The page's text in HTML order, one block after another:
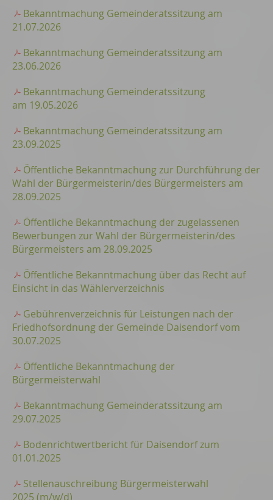
Bekanntmachung Gemeinderatssitzung am
21.07.2026
Bekanntmachung Gemeinderatssitzung am
23.06.2026
Bekanntmachung Gemeinderatssitzung
am 19.05.2026
Bekanntmachung Gemeinderatssitzung am
23.09.2025
Öffentliche Bekanntmachung zur Durchführung der
Wahl der Bürgermeisterin/des Bürgermeisters am
28.09.2025
Öffentliche Bekanntmachung der zugelassenen
Bewerbungen zur Wahl der Bürgermeisterin/des
Bürgermeisters am 28.09.2025
Öffentliche Bekanntmachung über das Recht auf
Einsicht in das Wählerverzeichnis
Gebührenverzeichnis für Leistungen nach der
Friedhofsordnung der Gemeinde Daisendorf vom
30.07.2025
Öffentliche Bekanntmachung der
Bürgermeisterwahl
Bekanntmachung Gemeinderatssitzung am
29.07.2025
Bodenrichtwertbericht für Daisendorf zum
01.01.2025
Stellenauschreibung Bürgermeisterwahl
2025 (m/w/d)